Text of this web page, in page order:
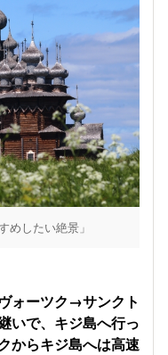
めしたい絶景」
ォーツク→サンクト
いで、キジ島へ行っ
からキジ島へは高速